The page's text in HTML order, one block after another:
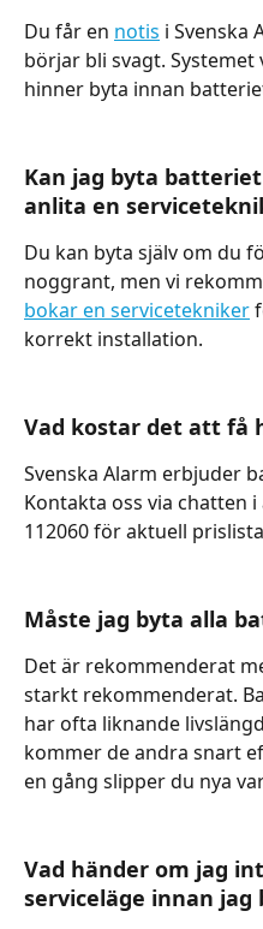
Du får en notis i Svenska
börjar bli svagt.
hinner byta innan
Kan jag byta
anlita en
Du kan byta själv om du
noggrant, men vi
bokar en servicetekniker
korrekt installation.
Vad kostar det att få
Svenska Alarm erbjuder
Kontakta oss via chatten
112060 för aktuell
Måste jag byta alla
Det är rekommenderat
starkt rekommenderat.
har ofta liknande
kommer de andra snart
en gång slipper du nya
Vad händer om jag
serviceläge innan